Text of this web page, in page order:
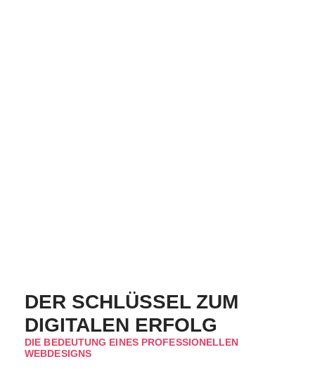
DER SCHLÜSSEL ZUM
DIGITALEN ERFOLG
DIE BEDEUTUNG EINES PROFESSIONELLEN
WEBDESIGNS